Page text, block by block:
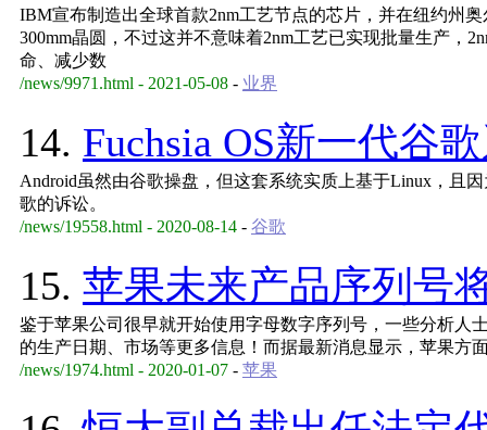
IBM宣布制造出全球首款2nm工艺节点的芯片，并在纽约州
300mm晶圆，不过这并不意味着2nm工艺已实现批量生产，
命、减少数
/news/9971.html - 2021-05-08 - 业界
14. Fuchsia OS新一代谷
Android虽然由谷歌操盘，但这套系统实质上基于Linux，且
歌的诉讼。
/news/19558.html - 2020-08-14 - 谷歌
15. 苹果未来产品序列号
鉴于苹果公司很早就开始使用字母数字序列号，一些分析人
的生产日期、市场等更多信息！而据最新消息显示，苹果方
/news/1974.html - 2020-01-07 - 苹果